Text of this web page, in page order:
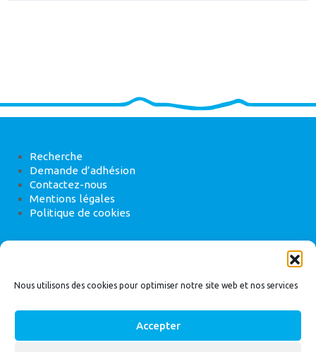
Nous utilisons des cookies pour optimiser notre site web et nos services
Accepter
Recherche
Demande d’adhésion
Contactez-nous
Mentions légales
Politique de cookies